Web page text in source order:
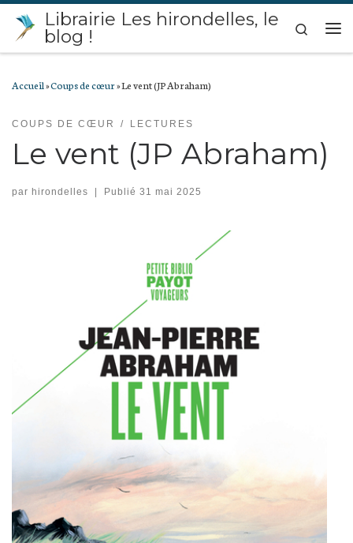
Passer au contenu
Librairie Les hirondelles, le
blog !
Search
Accueil»Coups de cœur»Le vent (JP Abraham)
COUPS DE CŒUR LECTURES
Le vent (JP Abraham)
par hirondelles | Publié 31 mai 2025